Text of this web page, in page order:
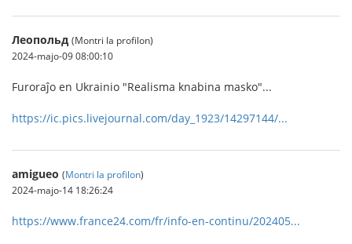
Леопольд (Montri la profilon)
2024-majo-09 08:00:10
Furoraĵo en Ukrainio "Realisma knabina masko"...
https://ic.pics.livejournal.com/day_1923/14297144/...
amigueo (Montri la profilon)
2024-majo-14 18:26:24
https://www.france24.com/fr/info-en-continu/202405...